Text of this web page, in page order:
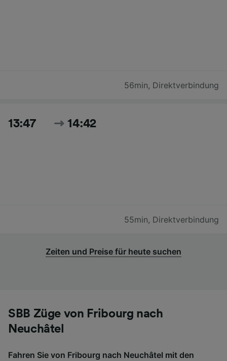
56min, Direktverbindung
13:47 14:42
55min, Direktverbindung
Zeiten und Preise für heute suchen
SBB Züge von Fribourg nach
Neuchâtel
Fahren Sie von Fribourg nach Neuchâtel mit den